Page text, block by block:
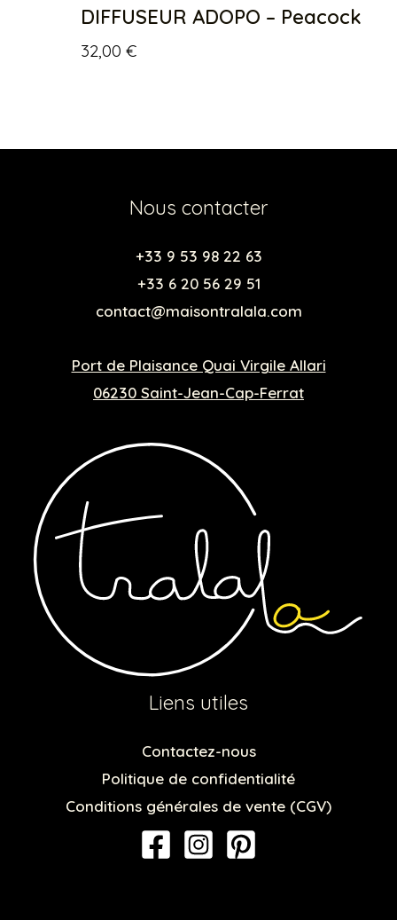
DIFFUSEUR ADOPO – Peacock
32,00 €
Nous contacter
+33 9 53 98 22 63
+33 6 20 56 29 51
contact@maisontralala.com
Port de Plaisance Quai Virgile Allari
06230 Saint-Jean-Cap-Ferrat
Liens utiles
Contactez-nous
Politique de confidentialité
Conditions générales de vente (CGV)